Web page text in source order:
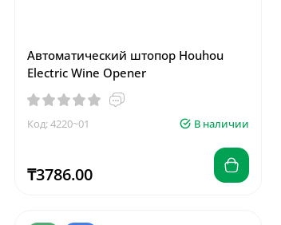
Автоматический штопор Houhou
Electric Wine Opener
Код: 4220~01 В наличии
₸3786.00